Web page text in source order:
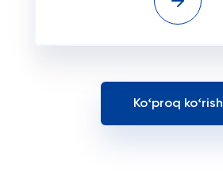
Koʻproq koʻrish